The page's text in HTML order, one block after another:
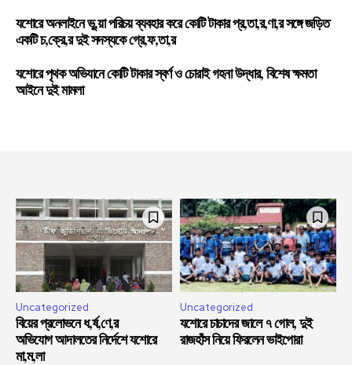
যশোরে অনলাইনে ভু,য়া পরিচয় ব্যবহার করে কোটি টাকার প্র,তা,র,ণা,র সঙ্গে জড়িত
একটি চ,ক্রে,র দুই সদস্যকে গ্রে,ফ,তা,র
যশোরে পৃথক অভিযানে কোটি টাকার স্বর্ণ ও চোরাই গহনা উদ্ধার, বিশেষ ক্ষমতা
আইনে দুই মামলা
Uncategorized
বিয়ের প্রলোভনে ধ,র্ষ,ণে,র
অভিযোগ আদালতের নির্দেশে যশোরে
মা,ম,লা
Uncategorized
যশোরে চাচাদের জালে ৭ গোল, দুই
রাজহাঁস নিয়ে ফিরলেন ভাইপোরা